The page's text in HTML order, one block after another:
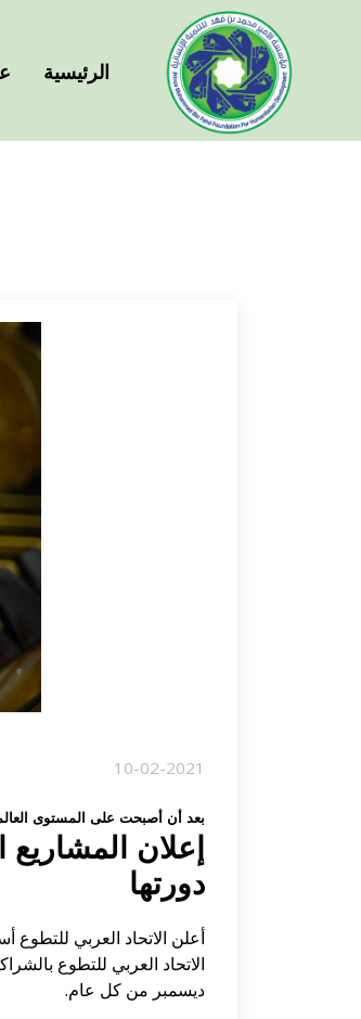
الرئيسية
10-02-2021
بعد أن أصبحت على المستوى
إعلان
دورتها
أعلن الاتحاد العربي للتطوع
الاتحاد العربي للتطوع
ديسمبر من كل عام.